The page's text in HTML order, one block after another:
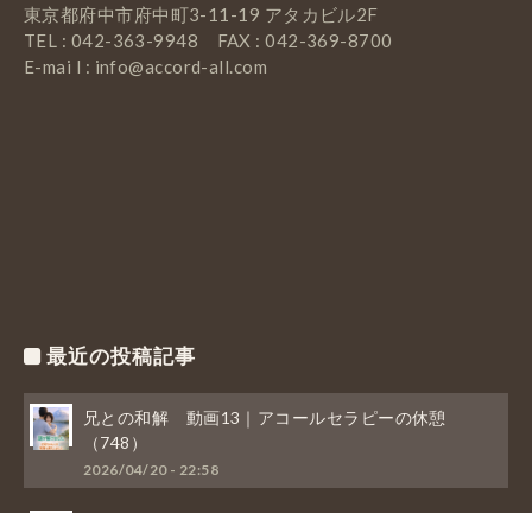
東京都府中市府中町3-11-19 アタカビル2F
TEL : 042-363-9948 FAX : 042-369-8700
E-mai l : info@accord-all.com
最近の投稿記事
兄との和解 動画13｜アコールセラピーの休憩
（748）
2026/04/20 - 22:58